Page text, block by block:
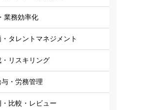
業務効率化
・タレントマネジメント
・リスキリング
・労務管理
比較・レビュー